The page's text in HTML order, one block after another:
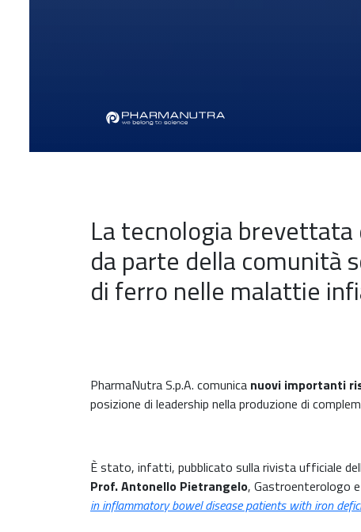
La tecnologia
da parte della comunità
di ferro nelle malattie
PharmaNutra S.p.A. comunica nuovi importanti
posizione di leadership nella produzione di
È stato, infatti, pubblicato sulla rivista ufficiale
Prof. Antonello Pietrangelo, Gastroenterologo
in inflammatory bowel disease patients with iron